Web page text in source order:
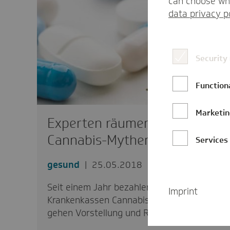
Experten räumen mit
Cannabis-Mythen auf
gesund
25.05.2018
Seit einem Jahr bezahlen die
Krankenkassen Cannabis auf Rezept. Doch
gehen Vorstellung und Realität der…
data privacy
Services
Imprint